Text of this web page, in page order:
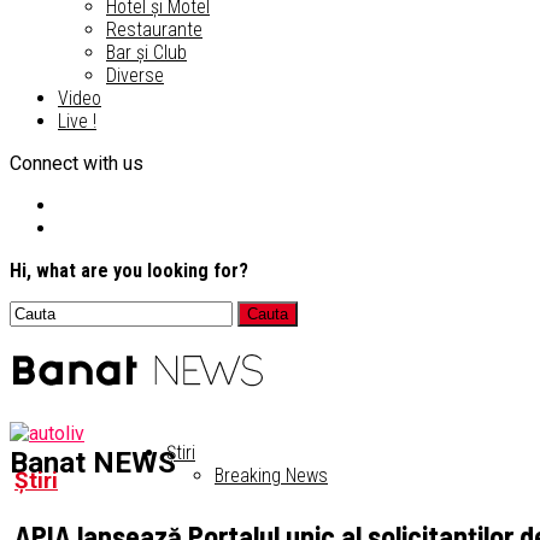
Hotel și Motel
Restaurante
Bar și Club
Diverse
Video
Live !
Connect with us
Hi, what are you looking for?
Banat NEWSȘtiri
Breaking News
Știri